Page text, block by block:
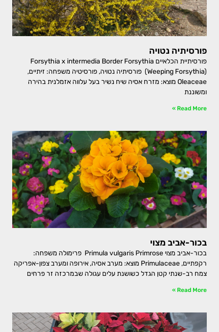
פורסיתיה נטויה
פורסיתיית הכלאיים Forsythia x intermedia Border Forsythia
(Weeping Forsythia) פורסיתיה נטויה, פורסיטיה משפחה: זיתיים,
Oleaceae מוצא: מזרח אסיה שיח נשיר בעל עלווה אזמלנית בהירה
ומשוננת
Read More »
בכור-אביב מצוי
בכור-אביב מצוי Primula vulgaris Primrose פרימולה משפחה:
רקפתיים, Primulaceae מוצא: מערב אסיה, אירופה ומערב צפון-אפריקה
צמח רב-שנתי קטן הגדל כשושנת עלים עגולה שבמרכזה זר פרחים
Read More »